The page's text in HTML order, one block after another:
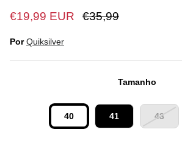
€19,99 EUR €35,99
Por Quiksilver
Tamanho
40 41 43